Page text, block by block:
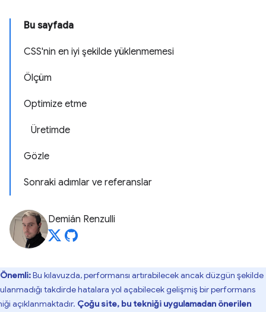
Bu sayfada
CSS'nin en iyi şekilde yüklenmemesi
Ölçüm
Optimize etme
Üretimde
Gözle
Sonraki adımlar ve referanslar
Demián Renzulli
Önemli:Bu kılavuzda, performansı artırabilecek ancak düzgün şekilde
takdirde hatalara yol açabilecek gelişmiş bir performans
açıklanmaktadır. Çoğu site, bu tekniği uygulamadan önerilen